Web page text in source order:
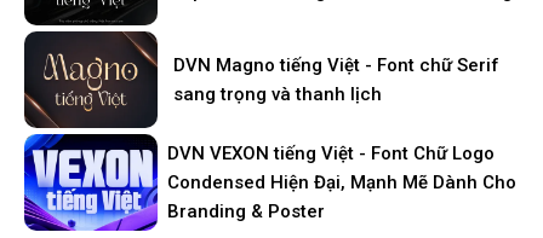
DVN Magno tiếng Việt - Font chữ Serif
sang trọng và thanh lịch
DVN VEXON tiếng Việt - Font Chữ Logo
Condensed Hiện Đại, Mạnh Mẽ Dành Cho
Branding & Poster